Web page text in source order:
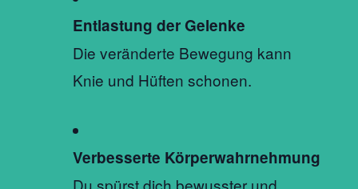
Entlastung der Gelenke
Die veränderte Bewegung kann
Knie und Hüften schonen.
Verbesserte Körperwahrnehmung
Du spürst dich bewusster und